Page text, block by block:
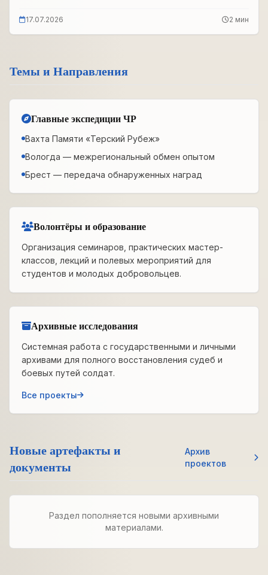
Панковым
17.07.2026 2 мин
Темы и Направления
Главные экспедиции ЧР
Вахта Памяти «Терский Рубеж»
Вологда — межрегиональный обмен опытом
Брест — передача обнаруженных наград
Волонтёры и образование
Организация семинаров, практических мастер-
классов, лекций и полевых мероприятий для
студентов и молодых добровольцев.
Архивные исследования
Системная работа с государственными и личными
архивами для полного восстановления судеб и
боевых путей солдат.
Все проекты
Новые артефакты и
документы
Архив
проектов
Раздел пополняется новыми архивными
материалами.